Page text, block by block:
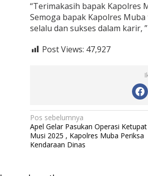
a
j
u
e
b
“Terimakasih bapak Kapolres
Semoga bapak Kapolres
selalu dan sukses dalam karir,
Post Views: 47,927
N
a
v
Pos sebelumnya
Apel Gelar Pasukan Operasi Ketupat
Musi 2025 , Kapolres Muba Periksa
Kendaraan Dinas